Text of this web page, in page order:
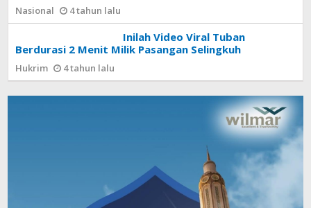
Nasional 4 tahun lalu
Inilah Video Viral Tuban
Berdurasi 2 Menit Milik Pasangan Selingkuh
Hukrim 4 tahun lalu